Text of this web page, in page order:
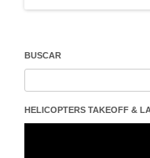
BUSCAR
HELICOPTERS TAKEOFF &